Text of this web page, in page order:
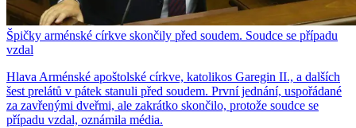
Špičky arménské církve skončily před soudem. Soudce se případu
vzdal
Hlava Arménské apoštolské církve, katolikos Garegin II., a dalších
šest prelátů v pátek stanuli před soudem. První jednání, uspořádané
za zavřenými dveřmi, ale zakrátko skončilo, protože soudce se
případu vzdal, oznámila média.